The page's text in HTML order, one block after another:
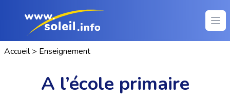
Accueil > Enseignement
A l’école primaire